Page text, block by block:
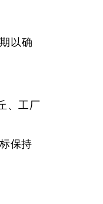
以确
、工厂
保持